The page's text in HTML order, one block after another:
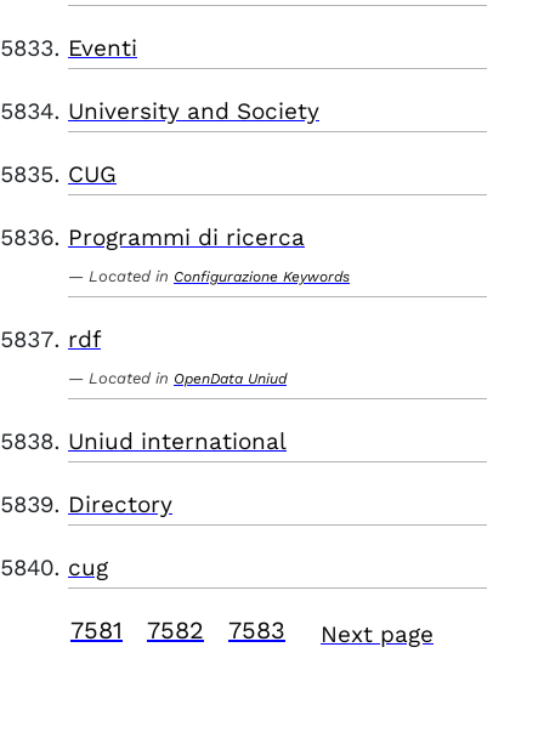
Eventi
University and Society
CUG
Programmi di ricerca
Located in Configurazione Keywords
rdf
Located in OpenData Uniud
Uniud international
Directory
cug
7581 7582 7583 Next page